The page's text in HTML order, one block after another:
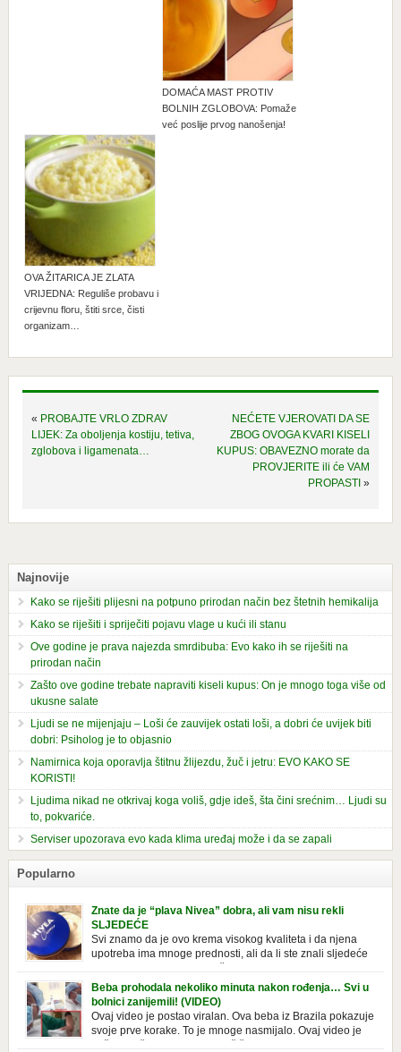
DOMAĆA MAST PROTIV
BOLNIH ZGLOBOVA: Pomaže
već poslije prvog nanošenja!
OVA ŽITARICA JE ZLATA
VRIJEDNA: Reguliše probavu i
crijevnu floru, štiti srce, čisti
organizam…
« PROBAJTE VRLO ZDRAV
LIJEK: Za oboljenja kostiju, tetiva,
zglobova i ligamenata…
NEĆETE VJEROVATI DA SE
ZBOG OVOGA KVARI KISELI
KUPUS: OBAVEZNO morate da
PROVJERITE ili će VAM
PROPASTI »
Najnovije
Kako se riješiti plijesni na potpuno prirodan način bez štetnih hemikalija
Kako se riješiti i spriječiti pojavu vlage u kući ili stanu
Ove godine je prava najezda smrdibuba: Evo kako ih se riješiti na
prirodan način
Zašto ove godine trebate napraviti kiseli kupus: On je mnogo toga više od
ukusne salate
Ljudi se ne mijenjaju – Loši će zauvijek ostati loši, a dobri će uvijek biti
dobri: Psiholog je to objasnio
Namirnica koja oporavlja štitnu žlijezdu, žuč i jetru: EVO KAKO SE
KORISTI!
Ljudima nikad ne otkrivaj koga voliš, gdje ideš, šta čini srećnim… Ljudi su
to, pokvariće.
Serviser upozorava evo kada klima uređaj može i da se zapali
Popularno
Znate da je “plava Nivea” dobra, ali vam nisu rekli
SLJEDEĆE
Svi znamo da je ovo krema visokog kvaliteta i da njena
upotreba ima mnoge prednosti, ali da li ste znali sljedeće
o njoj. Nivea krema u klasičnoj, plavoj kutiji,
prepoznatljivog mirisa i jednostavne formule, jeste nezamenljiv inventar
u kupatilima i muškaraca i žena. Mnogi ljudi se ne odvajaju od nje, pa je
čak nose sa […]
Beba prohodala nekoliko minuta nakon rođenja… Svi u
bolnici zanijemili! (VIDEO)
Ovaj video je postao viralan. Ova beba iz Brazila pokazuje
svoje prve korake. To je mnoge nasmijalo. Ovaj video je
baš neobičan. Ne viđamo baš često ovakve korake kod